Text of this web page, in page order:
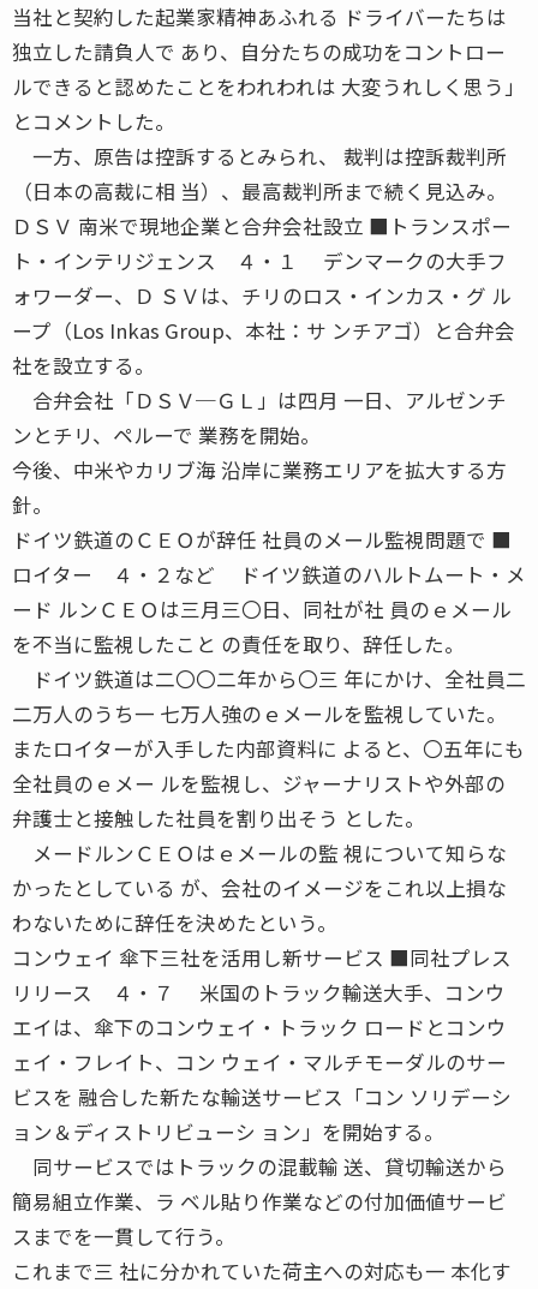
当社と契約した起業家精神あふれる ドライバーたちは
独立した請負人で あり、自分たちの成功をコントロー
ルできると認めたことをわれわれは 大変うれしく思う」
とコメントした。
一方、原告は控訴するとみられ、 裁判は控訴裁判所
（日本の高裁に相 当）、最高裁判所まで続く見込み。
ＤＳＶ 南米で現地企業と合弁会社設立 ■トランスポー
ト・インテリジェンス ４・１ デンマークの大手フ
ォワーダー、Ｄ ＳＶは、チリのロス・インカス・グ ル
ープ（Los Inkas Group、本社：サ ンチアゴ）と合弁会
社を設立する。
合弁会社「ＤＳＶ─ＧＬ」は四月 一日、アルゼンチ
ンとチリ、ペルーで 業務を開始。
今後、中米やカリブ海 沿岸に業務エリアを拡大する方
針。
ドイツ鉄道のＣＥＯが辞任 社員のメール監視問題で ■
ロイター ４・２など ドイツ鉄道のハルトムート・メ
ード ルンＣＥＯは三月三〇日、同社が社 員のｅメール
を不当に監視したこと の責任を取り、辞任した。
ドイツ鉄道は二〇〇二年から〇三 年にかけ、全社員二
二万人のうち一 七万人強のｅメールを監視していた。
またロイターが入手した内部資料に よると、〇五年にも
全社員のｅメー ルを監視し、ジャーナリストや外部の
弁護士と接触した社員を割り出そう とした。
メードルンＣＥＯはｅメールの監 視について知らな
かったとしている が、会社のイメージをこれ以上損な
わないために辞任を決めたという。
コンウェイ 傘下三社を活用し新サービス ■同社プレス
リリース ４・７ 米国のトラック輸送大手、コンウ
エイは、傘下のコンウェイ・トラック ロードとコンウ
ェイ・フレイト、コン ウェイ・マルチモーダルのサー
ビスを 融合した新たな輸送サービス「コン ソリデーシ
ョン＆ディストリビューシ ョン」を開始する。
同サービスではトラックの混載輸 送、貸切輸送から
簡易組立作業、ラ ベル貼り作業などの付加価値サービ
スまでを一貫して行う。
これまで三 社に分かれていた荷主への対応も一 本化す